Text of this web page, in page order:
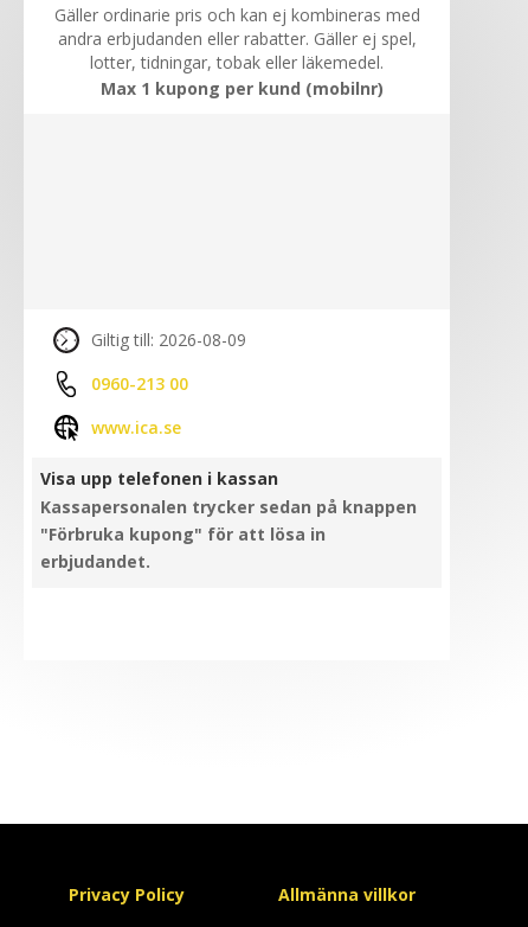
Gäller ordinarie pris och kan ej kombineras med
andra erbjudanden eller rabatter. Gäller ej spel,
lotter, tidningar, tobak eller läkemedel.
Max 1 kupong per kund (mobilnr)
Giltig till: 2026-08-09
0960-213 00
www.ica.se
Visa upp telefonen i kassan
Kassapersonalen trycker sedan på knappen
"Förbruka kupong" för att lösa in
erbjudandet.
Privacy Policy Allmänna villkor